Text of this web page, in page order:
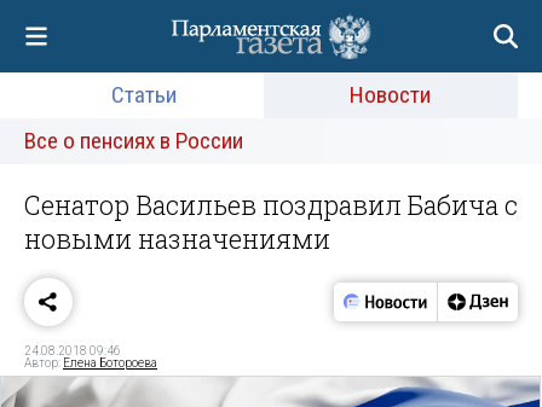
Статьи
Новости
Все о пенсиях в России
Сенатор Васильев поздравил Бабича с
новыми назначениями
24.08.2018 09:46
Автор: Елена Ботороева